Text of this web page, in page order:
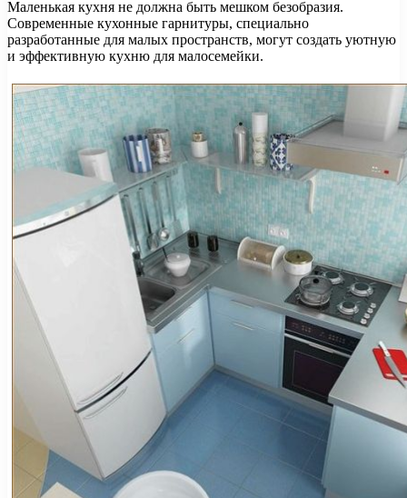
Маленькая кухня не должна быть мешком безобразия.
Современные кухонные гарнитуры, специально
разработанные для малых пространств, могут создать уютную
и эффективную кухню для малосемейки.